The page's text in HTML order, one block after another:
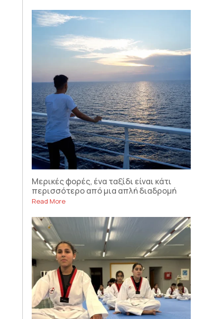
Μερικές φορές, ένα ταξίδι είναι κάτι
περισσότερο από μια απλή διαδρομή
Read More